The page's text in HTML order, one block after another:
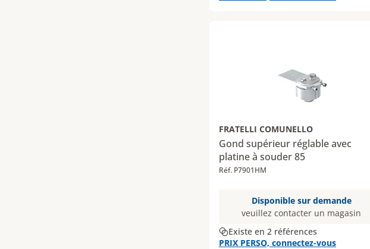
FRATELLI COMUNELLO
Gond supérieur réglable avec
platine à souder 85
Réf. P7901HM
Disponible sur demande
veuillez contacter un magasin
Existe en 2 références
PRIX PERSO, connectez-vous